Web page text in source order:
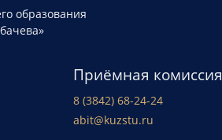
образования
Приёмная комиссия
8 (3842) 68-24-24
abit@kuzstu.ru